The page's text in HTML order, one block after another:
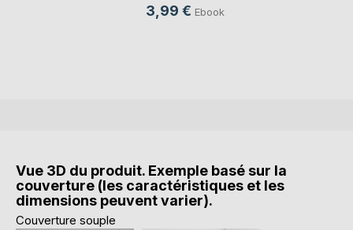
3,99 € Ebook
Vue 3D du produit. Exemple basé sur la
couverture (les caractéristiques et les
dimensions peuvent varier).
Couverture souple